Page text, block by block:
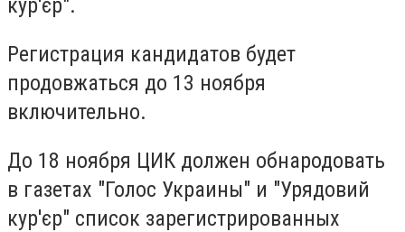
кур'єр".
Регистрация кандидатов будет
продовжаться до 13 ноября
включительно.
До 18 ноября ЦИК должен обнародовать
в газетах "Голос Украины" и "Урядовий
кур'єр" список зарегистрированных